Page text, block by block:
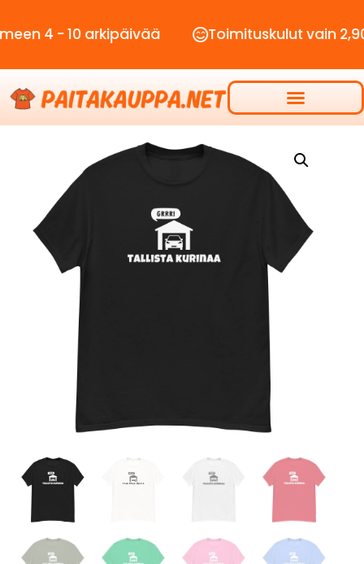
- 10 arkipäivää Toimituskulut vain 2,90€